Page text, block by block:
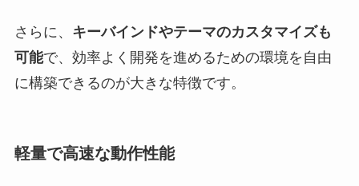
さらに、 キーバインドやテーマのカスタマイズも
可能で、効率よく開発を進めるための環境を自由
に構築できるのが大きな特徴です。
軽量で高速な動作性能